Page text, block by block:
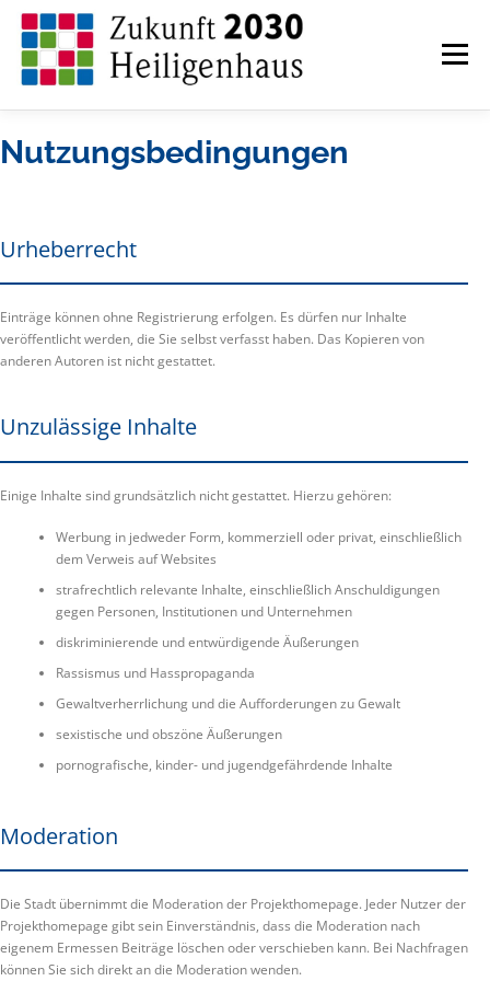
Zum
Inhalt
springen
Menü
ZUKUNFT HEILIGENHAUS AKTUELLES
ISEKS FÜR HEILIGENHAUS KONTAKT
Nutzungsbedingungen
Urheberrecht
Einträge können ohne Registrierung erfolgen. Es dürfen nur Inhalte
veröffentlicht werden, die Sie selbst verfasst haben. Das Kopieren von
anderen Autoren ist nicht gestattet.
Unzulässige Inhalte
Einige Inhalte sind grundsätzlich nicht gestattet. Hierzu gehören:
Werbung in jedweder Form, kommerziell oder privat, einschließlich
dem Verweis auf Websites
strafrechtlich relevante Inhalte, einschließlich Anschuldigungen
gegen Personen, Institutionen und Unternehmen
diskriminierende und entwürdigende Äußerungen
Rassismus und Hasspropaganda
Gewaltverherrlichung und die Aufforderungen zu Gewalt
sexistische und obszöne Äußerungen
pornografische, kinder- und jugendgefährdende Inhalte
Moderation
Die Stadt übernimmt die Moderation der Projekthomepage. Jeder Nutzer der
Projekthomepage gibt sein Einverständnis, dass die Moderation nach
eigenem Ermessen Beiträge löschen oder verschieben kann. Bei Nachfragen
können Sie sich direkt an die Moderation wenden.